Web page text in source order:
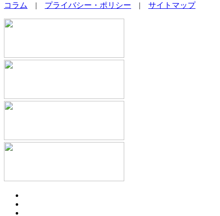
コラム | プライバシー・ポリシー | サイトマップ